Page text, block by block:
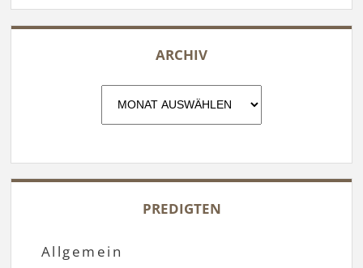
ARCHIV
PREDIGTEN
Allgemein